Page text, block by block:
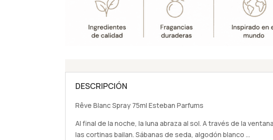
DESCRIPCIÓN
Rêve Blanc Spray 75ml Esteban Parfums
Al final de la noche, la luna abraza al sol. A través de la
las cortinas bailan. Sábanas de seda, algodón blanco …